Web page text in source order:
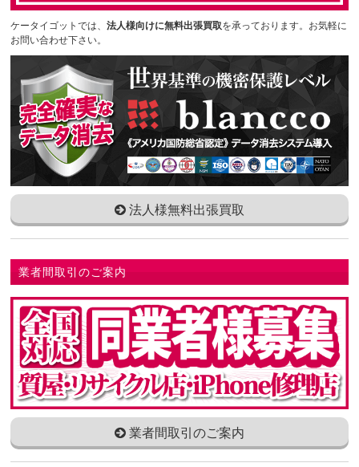
ケータイゴットでは、法人様向けに無料出張買取を承っております。お気軽に
お問い合わせ下さい。
法人様無料出張買取
業者間取引のご案内
業者間取引のご案内